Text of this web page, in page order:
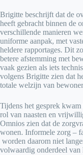
Brigitte beschrijft dat de
heeft gebracht binnen de
verschillende manieren
uniforme aanpak, met
heldere rapportages. Dit
betere afstemming met
vaak gezien als iets
volgens Brigitte zien dat
totale welzijn van
Tijdens het gesprek
rol van naasten en
Omnios zien dat de
wonen. Informele zorg –
worden daarom niet
volwaardig onderdeel van